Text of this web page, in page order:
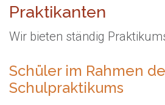
Praktikanten
Wir bieten ständig
Schüler im Rahmen
Schulpraktikums